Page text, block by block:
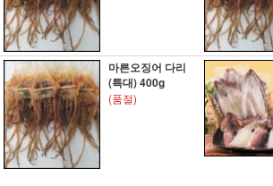
마른오징어 다리
(특대) 400g
(품절)